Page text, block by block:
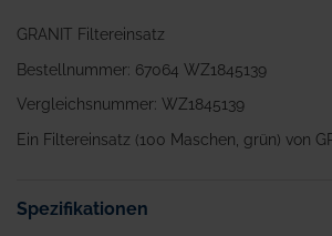
GRANIT Filtereinsatz
Bestellnummer: 67064 WZ1845139
Vergleichsnummer: WZ1845139
Ein Filtereinsatz (100 Maschen, grün) von
Spezifikationen